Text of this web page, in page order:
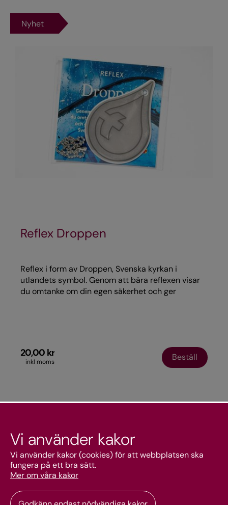
Nyhet
Reflex Droppen
Reflex i form av Droppen, Svenska kyrkan i
utlandets symbol. Genom att bära reflexen visar
du omtanke om din egen säkerhet och ger
20,00 kr
inkl moms Beställ
Kundtjänst
Mitt konto
Vi använder kakor
Vi använder kakor (cookies) för att webbplatsen ska
fungera på ett bra sätt.
Mer om våra kakor